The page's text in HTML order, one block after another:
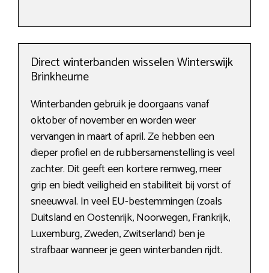
Direct winterbanden wisselen Winterswijk
Brinkheurne
Winterbanden gebruik je doorgaans vanaf
oktober of november en worden weer
vervangen in maart of april. Ze hebben een
dieper profiel en de rubbersamenstelling is veel
zachter. Dit geeft een kortere remweg, meer
grip en biedt veiligheid en stabiliteit bij vorst of
sneeuwval. In veel EU-bestemmingen (zoals
Duitsland en Oostenrijk, Noorwegen, Frankrijk,
Luxemburg, Zweden, Zwitserland) ben je
strafbaar wanneer je geen winterbanden rijdt.